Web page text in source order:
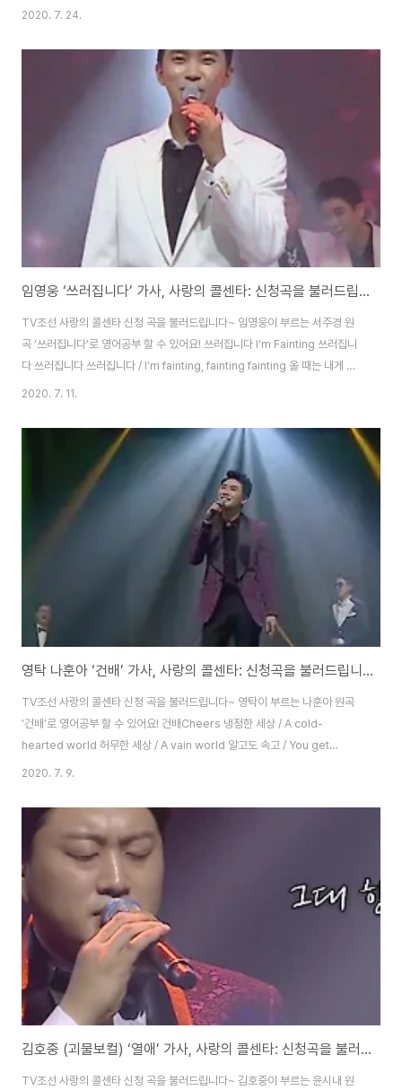
my heart chest and our love began 또 다시 운명의 페이지는 넘어가네
you? 말도 못하고 / without a word 한없이 애타는 나의 눈짓들 / My
ever-so desperate eyes 세상이 온통 그대 하나로 변해 버렸어 / The
world has become about you only 우리 사랑 연습도 없이 /..
2020. 7. 24.
임영웅 ‘쓰러집니다’ 가사, 사랑의 콜센타: 신청곡을 불러드립니다~ [트로트 영어로]
TV조선 사랑의 콜센타 신청 곡을 불러드립니다~ 임영웅이 부르는 서주경 원
곡 ‘쓰러집니다’로 영어공부 할 수 있어요! 쓰러집니다 I’m Fainting 쓰러집니
다 쓰러집니다 쓰러집니다 / I’m fainting, fainting fainting 올 때는 내게 예
고없이 다가왔다가 / You came to me without a warning 이제 와서 날 떠
perhaps an excuse 잘 갖다 붙여 뻔뻔하게도 / That you make
shamelessly 차라리 내가 싫어 졌다 말을 한다면 / If you said that you
didn’t like me anymore 잡을 나도 아니겠지만 / I w..
2020. 7. 11.
영탁 나훈아 ‘건배’ 가사, 사랑의 콜센타: 신청곡을 불러드립니다~ [트로트 영어로]
TV조선 사랑의 콜센타 신청 곡을 불러드립니다~ 영탁이 부르는 나훈아 원곡
‘건배’로 영어공부 할 수 있어요! 건배Cheers 냉정한 세상 / A cold-
hearted world 허무한 세상 / A vain world 알고도 속고 / You get
deceived when you know 모르고도 속는 세상 / And even when you
what thinks 가엾은 엄니 / My poor mother 원망일랑 말어라 / Do not
resent 가는 세월에 / As the time goes 저가는 청춘에 / As the youth
passes 너나 나나 / Either you or me ..
2020. 7. 9.
김호중 (괴물보컬) ‘열애’ 가사, 사랑의 콜센타: 신청곡을 불러드립니다~ [트로트 영어로]
TV조선 사랑의 콜센타 신청 곡을 불러드립니다~ 김호중이 부르는 윤시내 원